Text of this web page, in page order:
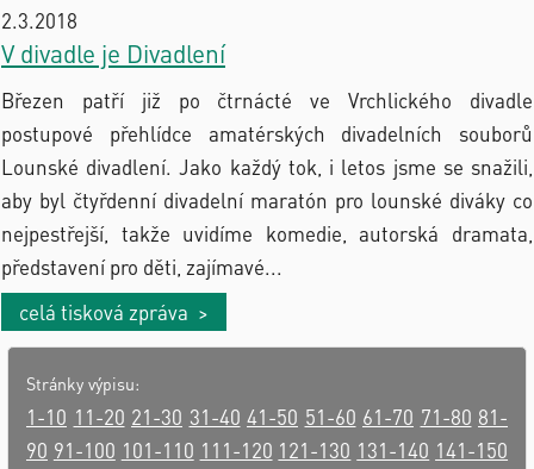
2.3.2018
V divadle je Divadlení
Březen patří již po čtrnácté ve Vrchlického divadle
postupové přehlídce amatérských divadelních souborů
Lounské divadlení. Jako každý tok, i letos jsme se snažili,
aby byl čtyřdenní divadelní maratón pro lounské diváky co
nejpestřejší, takže uvidíme komedie, autorská dramata,
představení pro děti, zajímavé...
celá tisková zpráva >
Stránky výpisu:
1-10 11-20 21-30 31-40 41-50 51-60 61-70 71-80 81-
90 91-100 101-110 111-120 121-130 131-140 141-150